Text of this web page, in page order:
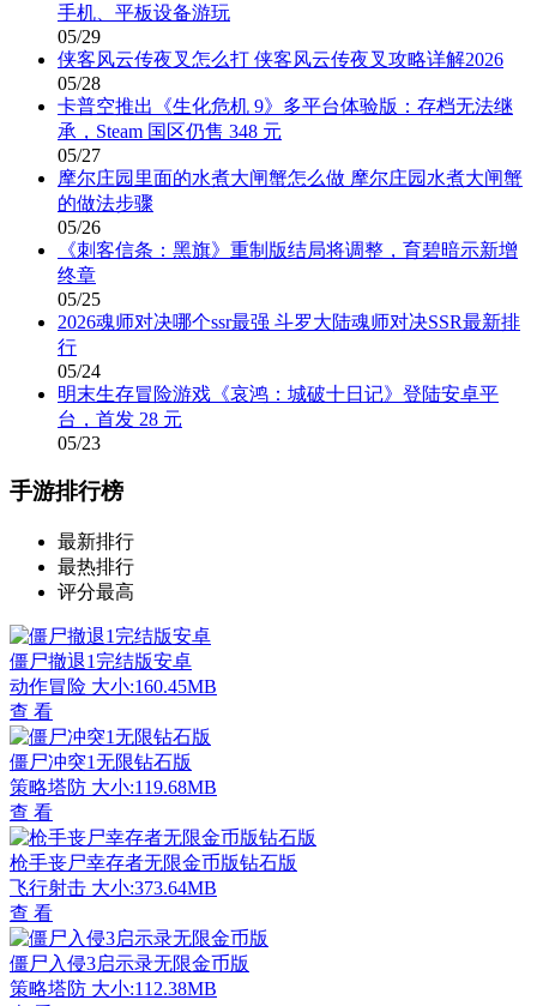
手机、平板设备游玩
05/29
侠客风云传夜叉怎么打 侠客风云传夜叉攻略详解2026
05/28
卡普空推出《生化危机 9》多平台体验版：存档无法继
承，Steam 国区仍售 348 元
05/27
摩尔庄园里面的水煮大闸蟹怎么做 摩尔庄园水煮大闸蟹
的做法步骤
05/26
《刺客信条：黑旗》重制版结局将调整，育碧暗示新增
终章
05/25
2026魂师对决哪个ssr最强 斗罗大陆魂师对决SSR最新排
行
05/24
明末生存冒险游戏《哀鸿：城破十日记》登陆安卓平
台，首发 28 元
05/23
手游排行榜
最新排行
最热排行
评分最高
僵尸撤退1完结版安卓
动作冒险 大小:160.45MB
查 看
僵尸冲突1无限钻石版
策略塔防 大小:119.68MB
查 看
枪手丧尸幸存者无限金币版钻石版
飞行射击 大小:373.64MB
查 看
僵尸入侵3启示录无限金币版
策略塔防 大小:112.38MB